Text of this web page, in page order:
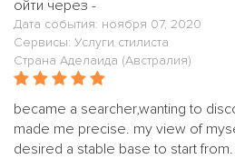
ойти через -
Дата события: ноября 07, 2020
Сервисы: Услуги стилиста
Страна Аделаида (Австралия)
became a searcher,wanting to
made me precise. my view of
desired a stable base to start